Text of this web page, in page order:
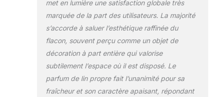
bâtonnets de
roseau selon vos
goûts. Il faut 1 ou
2 jours pour que
tissu
s'imprégnent du
parfum. Lorsque
le parfum
met en lumière une satisfaction globale très
marquée de la part des utilisateurs. La majorité
s’accorde à saluer l’esthétique raffinée du
flacon, souvent perçu comme un objet de
décoration à part entière qui valorise
subtilement l’espace où il est disposé. Le
parfum de lin propre fait l’unanimité pour sa
fraîcheur et son caractère apaisant, répondant